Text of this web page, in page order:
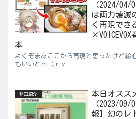
（2024/
は画力壊滅
く再現でき
本
よくぞまあここから再現と思ったけど絵
もいいとｍ（ｒｙ
動画紹介
本日オスス
（2023/
報】幻のレ